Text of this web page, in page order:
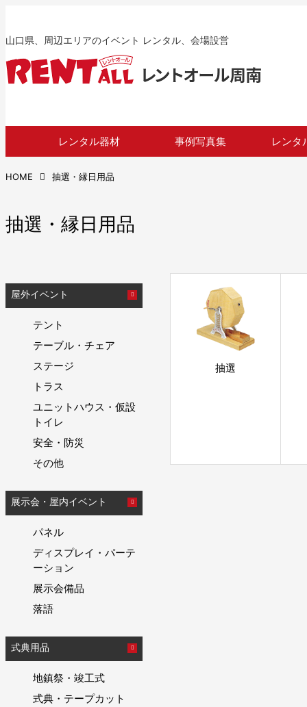
山口県、周辺エリアのイベント レンタル、会場設営
レンタル器材 事例写真集 レンタ
HOME 抽選・縁日用品
抽選・縁日用品
抽選
屋外イベント
テント
テーブル・チェア
ステージ
トラス
ユニットハウス・仮設
トイレ
安全・防災
その他
展示会・屋内イベント
パネル
ディスプレイ・パーテ
ーション
展示会備品
落語
式典用品
地鎮祭・竣工式
式典・テープカット